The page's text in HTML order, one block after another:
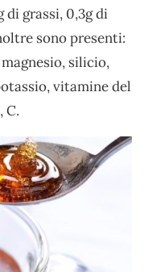
grassi, 0,3g di
sono presenti:
silicio,
vitamine del
C.